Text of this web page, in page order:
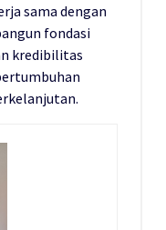
sama dengan
fondasi
kredibilitas